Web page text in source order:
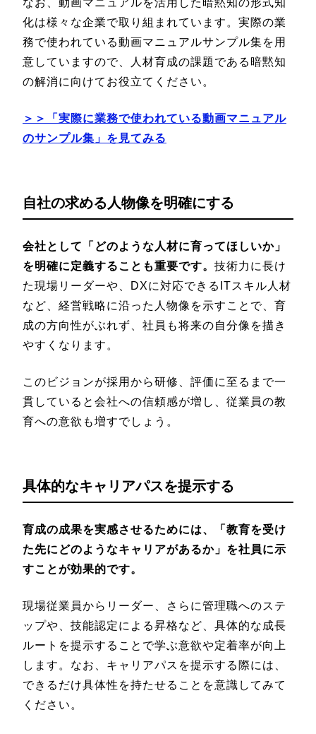
化は様々な企業で取り組まれています。実際の業
務で使われている動画マニュアルサンプル集を用
意していますので、人材育成の課題である暗黙知
の解消に向けてお役立てください。
＞＞「実際に業務で使われている動画マニュアル
のサンプル集」を見てみる
自社の求める人物像を明確にする
会社として「どのような人材に育ってほしいか」
を明確に定義することも重要です。 技術力に長け
た現場リーダーや、DXに対応できるITスキル人材
など、経営戦略に沿った人物像を示すことで、育
成の方向性がぶれず、社員も将来の自分像を描き
やすくなります。
このビジョンが採用から研修、評価に至るまで一
貫していると会社への信頼感が増し、従業員の教
育への意欲も増すでしょう。
具体的なキャリアパスを提示する
育成の成果を実感させるためには、「教育を受け
た先にどのようなキャリアがあるか」を社員に示
すことが効果的です。
現場従業員からリーダー、さらに管理職へのステ
ップや、技能認定による昇格など、具体的な成長
ルートを提示することで学ぶ意欲や定着率が向上
します。なお、キャリアパスを提示する際には、
できるだけ具体性を持たせることを意識してみて
ください。